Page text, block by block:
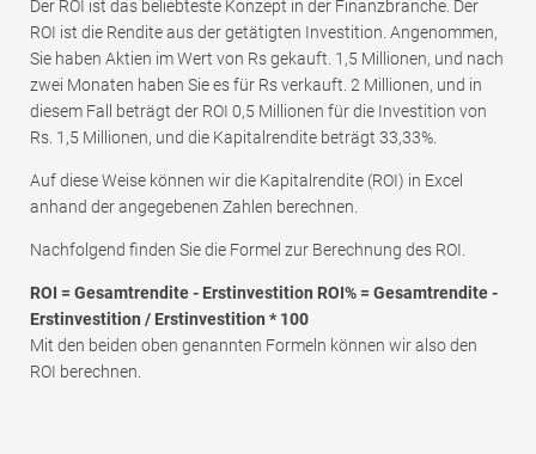
Der ROI ist das beliebteste Konzept in der Finanzbranche. Der
ROI ist die Rendite aus der getätigten Investition. Angenommen,
Sie haben Aktien im Wert von Rs gekauft. 1,5 Millionen, und nach
zwei Monaten haben Sie es für Rs verkauft. 2 Millionen, und in
diesem Fall beträgt der ROI 0,5 Millionen für die Investition von
Rs. 1,5 Millionen, und die Kapitalrendite beträgt 33,33%.
Auf diese Weise können wir die Kapitalrendite (ROI) in Excel
anhand der angegebenen Zahlen berechnen.
Nachfolgend finden Sie die Formel zur Berechnung des ROI.
ROI = Gesamtrendite - Erstinvestition ROI% = Gesamtrendite -
Erstinvestition / Erstinvestition * 100
Mit den beiden oben genannten Formeln können wir also den
ROI berechnen.